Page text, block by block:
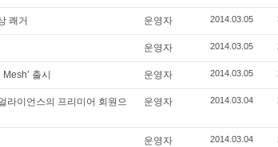
쾌거 운영자 2014.03.05
운영자 2014.03.05
출시 운영자 2014.03.05
라이언스의 프리미어 회원으
운영자 2014.03.04
운영자 2014.03.04